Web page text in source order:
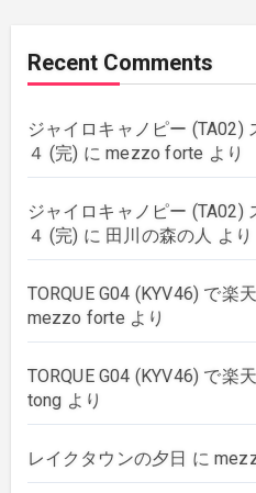
plants
rebuilding
wordpress
Recent Comments
ジャイロキャノピー (TA02)
４ (完) にmezzo forte より
ジャイロキャノピー (TA02)
４ (完) に 田川の森の人 より
TORQUE G04 (KYV46) で楽
mezzo forteより
TORQUE G04 (KYV46) で楽
tong より
レイクタウンの夕日 に